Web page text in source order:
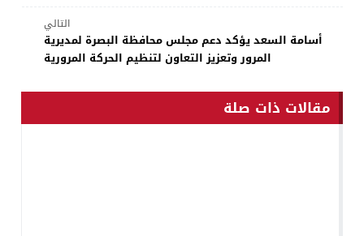
التالي
أسامة السعد يؤكد دعم مجلس محافظة البصرة لمديرية
المرور وتعزيز التعاون لتنظيم الحركة المرورية
مقالات ذات صلة